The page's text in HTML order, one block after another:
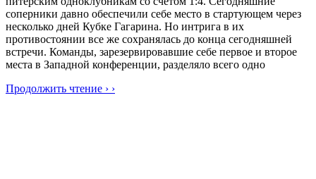
соперники давно обеспечили себе место в стартующем через
несколько дней Кубке Гагарина. Но интрига в их
противостоянии все же сохранялась до конца сегодняшней
встречи. Команды, зарезервировавшие себе первое и второе
места в Западной конференции, разделяло всего одно
Продолжить чтение › ›